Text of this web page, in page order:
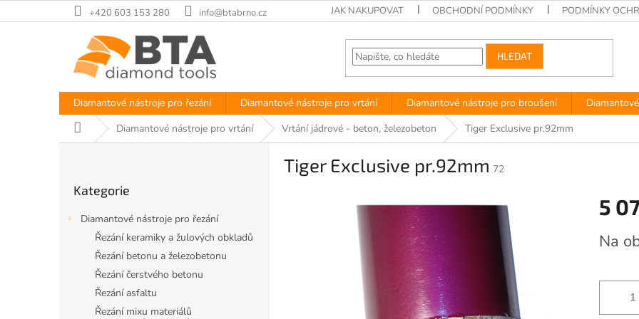
na
+420 603 153 280 info@btabrno.cz JAK NAKUPOVAT OBCHODNÍ PODMÍNKY PODMÍNKY
HLEDAT
Diamantové nástroje pro řezání Diamantové nástroje pro vrtání Diamantové nástroje pro broušení
Domů Diamantové nástroje pro vrtání Vrtání jádrové - beton, železobeton Tiger Exclusive pr.92mm
kategorie
Kategorie
Diamantové nástroje pro řezání
Řezání keramiky a žulových obkladů
Řezání betonu a železobetonu
Řezání čerstvého betonu
Řezání asfaltu
Řezání mixu materiálů
Tiger Exclusive pr.92mm 72
5
cena:
Na